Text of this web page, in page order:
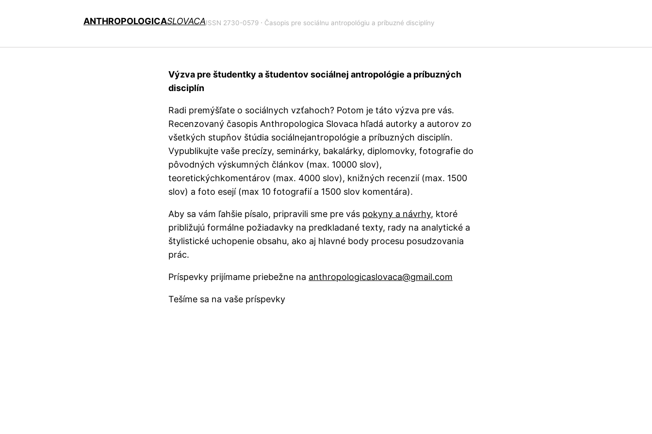
ANTHROPOLOGICASLOVACAISSN 2730-0579 ⋅ Časopis pre sociálnu antropológiu a príbuzné disciplíny
Výzva pre študentky a študentov sociálnej antropológie a príbuzných
disciplín
Radi premýšľate o sociálnych vzťahoch? Potom je táto výzva pre vás.
Recenzovaný časopis Anthropologica Slovaca hľadá autorky a autorov zo
všetkých stupňov štúdia sociálnejantropológie a príbuzných disciplín.
Vypublikujte vaše precízy, seminárky, bakalárky, diplomovky, fotografie do
pôvodných výskumných článkov (max. 10000 slov),
teoretickýchkomentárov (max. 4000 slov), knižných recenzií (max. 1500
slov) a foto esejí (max 10 fotografií a 1500 slov komentára).
Aby sa vám ľahšie písalo, pripravili sme pre vás pokyny a návrhy, ktoré
približujú formálne požiadavky na predkladané texty, rady na analytické a
štylistické uchopenie obsahu, ako aj hlavné body procesu posudzovania
prác.
Príspevky prijímame priebežne na anthropologicaslovaca@gmail.com
Tešíme sa na vaše príspevky